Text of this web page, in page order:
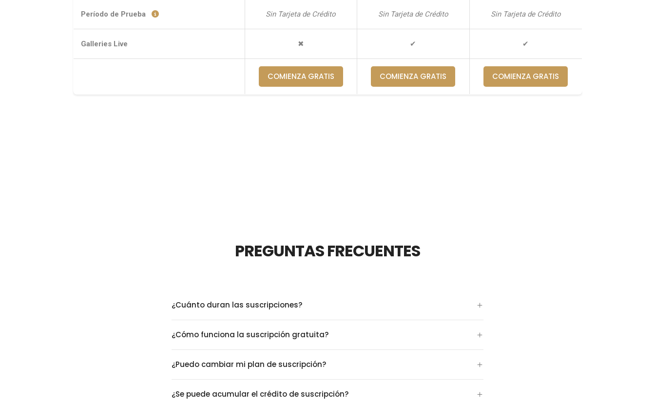
Período de Prueba Sin Tarjeta de Crédito Sin Tarjeta de Crédito Sin Tarjeta de Crédito
Galleries Live ✖ ✔ ✔
COMIENZA GRATIS COMIENZA GRATIS COMIENZA GRATIS
PREGUNTAS FRECUENTES
¿Cuánto duran las suscripciones?
¿Cómo funciona la suscripción gratuita?
¿Puedo cambiar mi plan de suscripción?
¿Se puede acumular el crédito de suscripción?